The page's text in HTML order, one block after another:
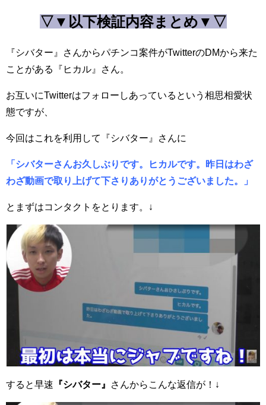
▽▼以下検証内容まとめ▼▽
『シバター』さんからパチンコ案件がTwitterのDMから来た
ことがある『ヒカル』さん。
お互いにTwitterはフォローしあっているという相思相愛状
態ですが、
今回はこれを利用して『シバター』さんに
「シバターさんお久しぶりです。ヒカルです。昨日はわざ
わざ動画で取り上げて下さりありがとうございました。」
とまずはコンタクトをとります。↓
すると早速 『シバター』 さんからこんな返信が！↓